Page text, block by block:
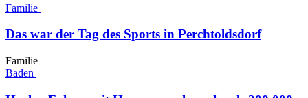
Familie
Das war der Tag des Sports in Perchtoldsdorf
Familie
Baden